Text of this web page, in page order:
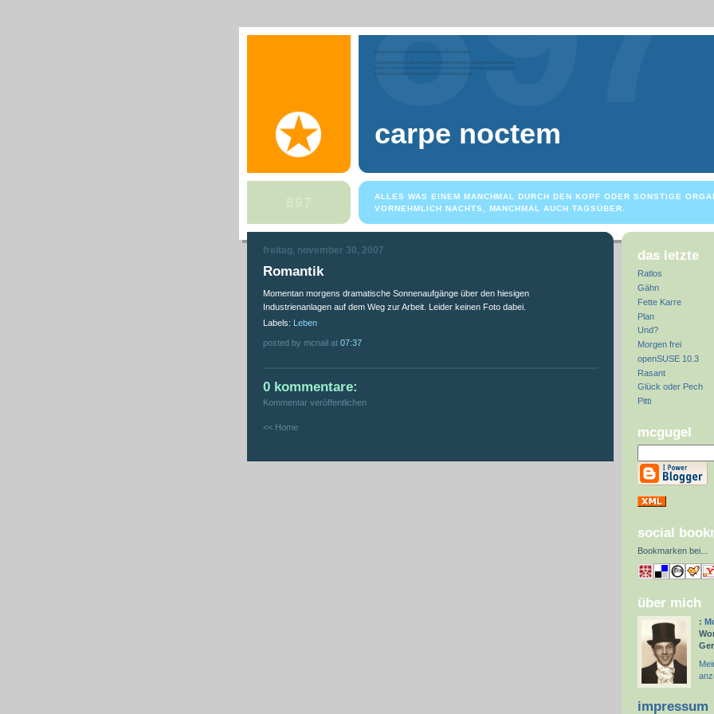
carpe noctem
ALLES WAS EINEM MANCHMAL DURCH DEN KOPF ODER SONSTIGE
VORNEHMLICH NACHTS, MANCHMAL AUCH TAGSÜBER.
freitag, november 30, 2007
Romantik
Momentan morgens dramatische Sonnenaufgänge über den hiesigen
Industrienanlagen auf dem Weg zur Arbeit. Leider keinen Foto dabei.
Labels: Leben
posted by mcnail at 07:37
0 kommentare:
Kommentar veröffentlichen
<< Home
das letzte
Ratlos
Gähn
Fette Karre
Plan
Und?
Morgen frei
openSUSE 10.3
Rasant
Glück oder Pech
Pitti
mcgugel
social
Bookmarken bei
über mich
:
impressum